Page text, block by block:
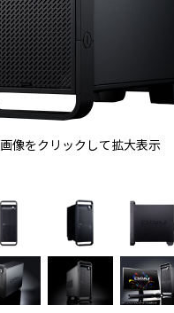
画像をクリックして拡大表示